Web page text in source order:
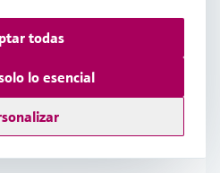
industrial:
y las nuevas
lo esencial
todas